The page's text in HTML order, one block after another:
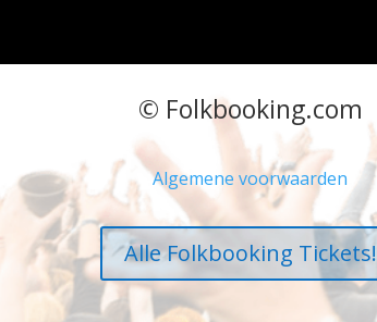
© Folkbooking.com
Algemene voorwaarden
Alle Folkbooking Tickets!